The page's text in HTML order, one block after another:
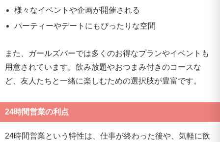
様々なイベントや企画が開催される
パーティーやデートにもぴったりな空間
また、ガールズバーでは多くのお得なプランやイベントも
用意されています。飲み放題やおつまみ付きのコースな
ど、友人たちと一緒に楽しむための選択肢が豊富です。
24時間営業の利点
24時間営業という特性は、仕事が終わった後や、気軽に飲